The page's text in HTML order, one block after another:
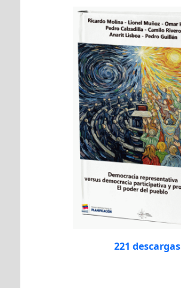
221 descargas